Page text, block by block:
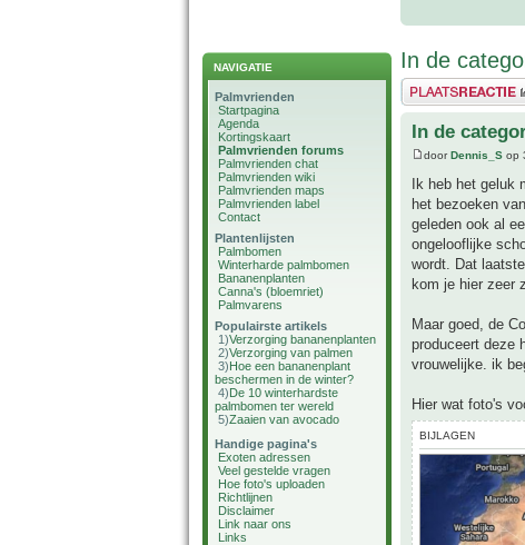
NAVIGATIE
Palmvrienden
Startpagina
Agenda
Kortingskaart
Palmvrienden forums
Palmvrienden chat
Palmvrienden wiki
Palmvrienden maps
Palmvrienden label
Contact
Plantenlijsten
Palmbomen
Winterharde palmbomen
Bananenplanten
Canna's (bloemriet)
Palmvarens
Populairste artikels
1)Verzorging bananenplanten
2)Verzorging van palmen
3)Hoe een bananenplant
beschermen in de winter?
4)De 10 winterhardste
palmbomen ter wereld
5)Zaaien van avocado
Handige pagina's
Exoten adressen
Veel gestelde vragen
Hoe foto's uploaden
Richtlijnen
Disclaimer
Link naar ons
Links
In de
Plaats een reactie
In de
doorDennis_S op
Ik heb het geluk
het bezoeken
geleden ook al
ongelooflijke
wordt. Dat
kom je hier zeer
Maar goed, de
produceert deze
vrouwelijke. ik
Hier wat foto's
BIJLAGEN